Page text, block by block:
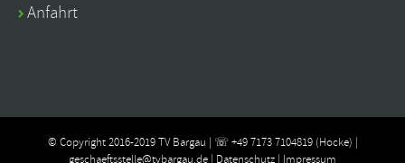
Anfahrt
© Copyright 2016-2019 TV Bargau | ☏ +49 7173 7104819 (Hocke) |
geschaeftsstelle@tvbargau.de | Datenschutz | Impressum